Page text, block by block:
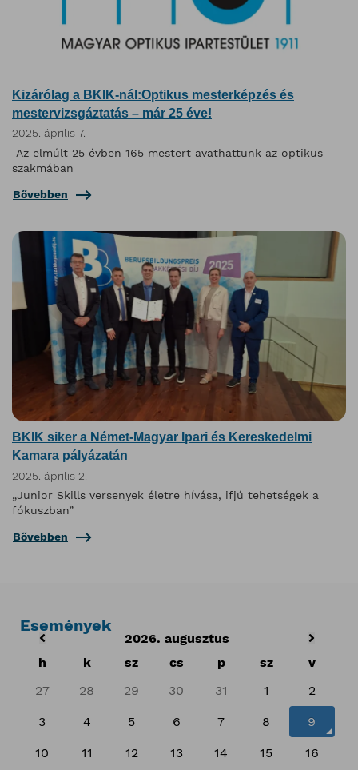
Kizárólag a BKIK-nál:Optikus mesterképzés és
mestervizsgáztatás – már 25 éve!
2025. április 7.
Az elmúlt 25 évben 165 mestert avathattunk az optikus
szakmában
Bővebben
BKIK siker a Német-Magyar Ipari és Kereskedelmi
Kamara pályázatán
2025. április 2.
„Junior Skills versenyek életre hívása, ifjú tehetségek a
fókuszban”
Bővebben
Események
2026. augusztus
h
k sz cs p sz
v
27
28 29 30 31 1 2
3 4 5 6 7 8 9
10 11 12 13 14 15 16